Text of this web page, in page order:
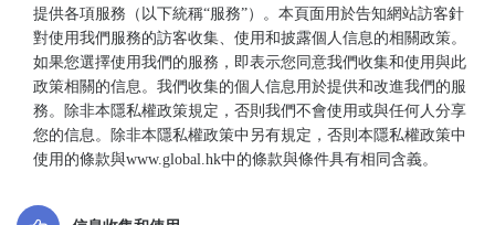
提供各項服務（以下統稱“服務”）。本頁面用於告知網站訪客針
對使用我們服務的訪客收集、使用和披露個人信息的相關政策。
如果您選擇使用我們的服務，即表示您同意我們收集和使用與此
政策相關的信息。我們收集的個人信息用於提供和改進我們的服
務。除非本隱私權政策規定，否則我們不會使用或與任何人分享
您的信息。除非本隱私權政策中另有規定，否則本隱私權政策中
使用的條款與www.global.hk中的條款與條件具有相同含義。